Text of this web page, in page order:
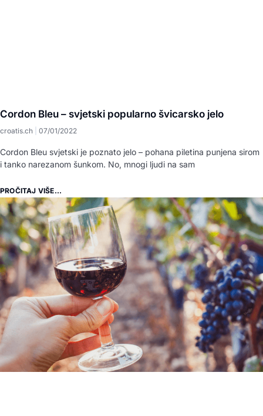
Cordon Bleu – svjetski popularno švicarsko jelo
croatis.ch 07/01/2022
Cordon Bleu svjetski je poznato jelo – pohana piletina punjena sirom
i tanko narezanom šunkom. No, mnogi ljudi na sam
PROČITAJ VIŠE...